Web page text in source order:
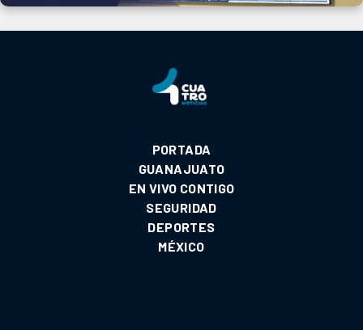
PORTADA
GUANAJUATO
EN VIVO CONTIGO
SEGURIDAD
DEPORTES
MÉXICO